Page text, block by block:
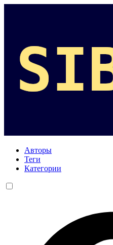
Авторы
Теги
Категории